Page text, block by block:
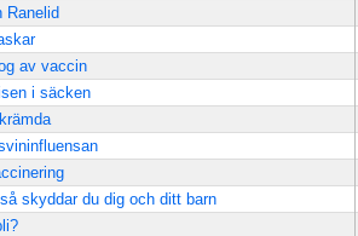
Ranelid
av vaccin
i säcken
skyddar du dig och ditt barn